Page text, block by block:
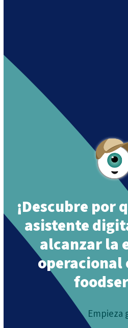
Andy is an assistant
their mission
Together”.
¡Descubre por
asistente
alcanzar la
operacional
Empieza